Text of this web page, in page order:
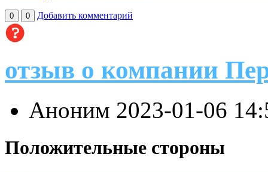
0 0 Добавить комментарий
отзыв о компании
Аноним 2023-01-06
Положительные стороны